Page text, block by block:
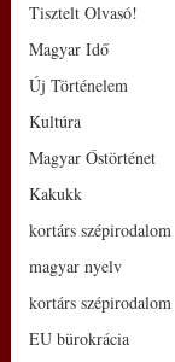
Tisztelt Olvasó!
Magyar Idő
Új Történelem
Kultúra
Magyar Őstörténet
Kakukk
kortárs szépirodalom
magyar nyelv
kortárs szépirodalom
EU bürokrácia